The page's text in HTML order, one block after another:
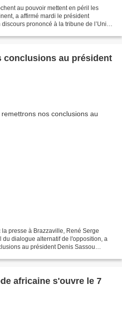
au pouvoir mettent en péril les
a affirmé mardi le président
prononcé à la tribune de l’Union
conclusions au président
presse à Brazzaville, René Serge
du dialogue alternatif de l'opposition, a
au président Denis Sassou
africaine s'ouvre le 7